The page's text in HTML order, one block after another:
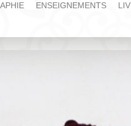
ENSEIGNEMENTS